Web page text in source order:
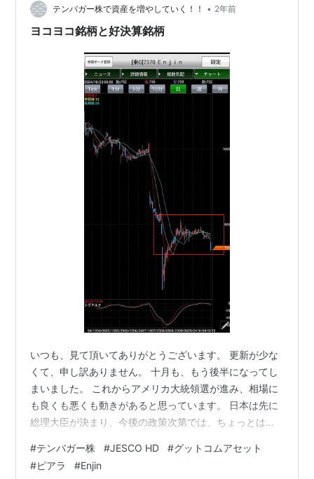
みましょう。 まずは、Enjinの日足チャートです。 今日、
配当落ちでし…
テンバガー株で資産を増やしていく！！ • 2年前
ヨコヨコ銘柄と好決算銘柄
いつも、見て頂いてありがとうございます。 更新が少な
くて、申し訳ありません。 十月も、もう後半になってし
まいました。 これからアメリカ大統領選が進み、相場に
も良くも悪くも動きがあると思っています。 日本は先に
総理大臣が決まり、今後の政策次第では、ちょっとは影
は、どっちつかずの冴えない相場が続いている感じで
す。 二銘柄程、決算発表で好決算を発表して、ストップ
#テンバガー株 #JESCO HD #グットコムアセット
#ピアラ #Enjin